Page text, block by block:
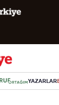
YAZARLAR